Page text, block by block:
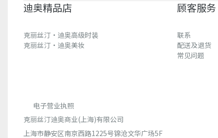
迪奥精品店
克丽丝汀·迪奥高级时装
克丽丝汀·迪奥美妆
顾客服务
联系
配送及退货
常见问题
电子营业执照
克丽丝汀迪奥商业(上海)有限公司
上海市静安区南京西路1225号锦沧文华广场5F